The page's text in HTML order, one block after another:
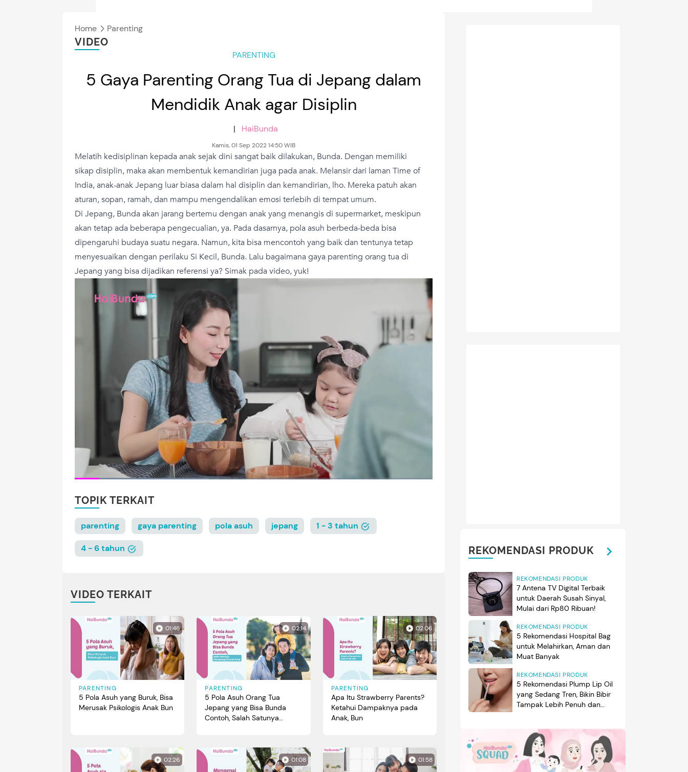
Home Parenting
VIDEO
PARENTING
5 Gaya Parenting Orang Tua di Jepang dalam
Mendidik Anak agar Disiplin
| HaiBunda
Kamis, 01 Sep 2022 14:50 WIB
Melatih kedisiplinan kepada anak sejak dini sangat baik dilakukan, Bunda. Dengan memiliki
sikap disiplin, maka akan membentuk kemandirian juga pada anak. Melansir dari laman Time of
India, anak-anak Jepang luar biasa dalam hal disiplin dan kemandirian, lho. Mereka patuh akan
aturan, sopan, ramah, dan mampu mengendalikan emosi terlebih di tempat umum.
Di Jepang, Bunda akan jarang bertemu dengan anak yang menangis di supermarket, meskipun
akan tetap ada beberapa pengecualian, ya. Pada dasarnya, pola asuh berbeda-beda bisa
dipengaruhi budaya suatu negara. Namun, kita bisa mencontoh yang baik dan tentunya tetap
menyesuaikan dengan perilaku Si Kecil, Bunda. Lalu bagaimana gaya parenting orang tua di
Jepang yang bisa dijadikan referensi ya? Simak pada video, yuk!
TOPIK TERKAIT
parenting gaya parenting pola asuh jepang 1 - 3 tahun
4 - 6 tahun
VIDEO TERKAIT
01:46
PARENTING
5 Pola Asuh yang Buruk, Bisa
Merusak Psikologis Anak Bun
02:14
PARENTING
5 Pola Asuh Orang Tua
Jepang yang Bisa Bunda
Contoh, Salah Satunya
02:06
PARENTING
Apa Itu Strawberry Parents?
Ketahui Dampaknya pada
Anak, Bun
02:26 01:08 01:58
REKOMENDASI PRODUK
REKOMENDASI PRODUK
7 Antena TV Digital Terbaik
untuk Daerah Susah Sinyal,
Mulai dari Rp80 Ribuan!
REKOMENDASI PRODUK
5 Rekomendasi Hospital Bag
untuk Melahirkan, Aman dan
Muat Banyak
REKOMENDASI PRODUK
5 Rekomendasi Plump Lip Oil
yang Sedang Tren, Bikin Bibir
Tampak Lebih Penuh dan